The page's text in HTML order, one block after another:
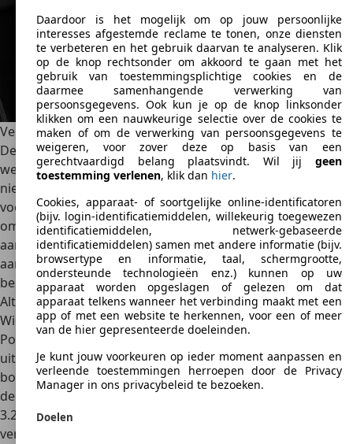
Veiligheid
De productie van de Lotus Esprit voor de Europese markt
werd stopgezet in 2002, omdat menvolgens de fabrikant
niet meer tegemoet kon komen aan de nieuwe richtlijnen
voor zijdelingse botsingen . De fabrikant verklaarde dat hij
om technische en financiële redenen niet de nodige
aanpassingen wilde doorvoeren. ABS was standaard
aanwezig bij de Lotus Esprit V8, terwijl airbags voor zowel
bestuurder als passagier optioneel beschikbaar waren.
Alternatieven
Wie een alternatief zoekt voor de Lotus Esprit zal bij
Porsche aan zijn trekken komen. De911 GT3
uitstekende keuze. Deze auto is ook zeer sportief, en
bovendien zijn er nieuwere modellen beschikbaar. Als we
de acceleratie (tot 200 km/u) van de Porsche 911 Carrera
3.2 en de Lotus Esprit S4 rechtstreeks met elkaar
vergelijken, dan wint de Lotus Esprit.
Daardoor is het mogelijk om op jouw persoonlijke
interesses afgestemde reclame te tonen, onze diensten
te verbeteren en het gebruik daarvan te analyseren. Klik
op de knop rechtsonder om akkoord te gaan met het
gebruik van toestemmingsplichtige cookies en de
daarmee samenhangende verwerking van
persoonsgegevens. Ook kun je op de knop linksonder
klikken om een nauwkeurige selectie over de cookies te
maken of om de verwerking van persoonsgegevens te
weigeren, voor zover deze op basis van een
gerechtvaardigd belang plaatsvindt. Wil jij geen
toestemming verlenen, klik dan hier.
Cookies, apparaat- of soortgelijke online-identificatoren
(bijv. login-identificatiemiddelen, willekeurig toegewezen
identificatiemiddelen, netwerk-gebaseerde
identificatiemiddelen) samen met andere informatie (bijv.
browsertype en informatie, taal, schermgrootte,
ondersteunde technologieën enz.) kunnen op uw
apparaat worden opgeslagen of gelezen om dat
apparaat telkens wanneer het verbinding maakt met een
app of met een website te herkennen, voor een of meer
van de hier gepresenteerde doeleinden.
Je kunt jouw voorkeuren op ieder moment aanpassen en
verleende toestemmingen herroepen door de Privacy
Manager in ons privacybeleid te bezoeken.
Doelen